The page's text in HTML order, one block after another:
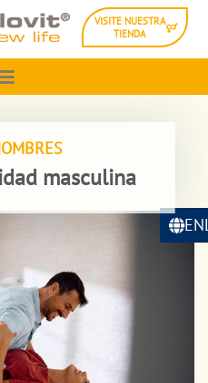
VISITE NUESTRA
TIENDA
masculina